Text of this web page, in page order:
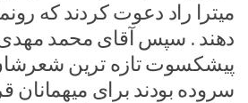
میترا راد دعوت کردند که
دهند . سپس آقای محمد
پیشکسوت تازه ترین
سروده بودند برای میهمانان